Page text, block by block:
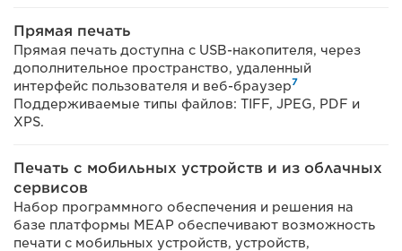
Прямая печать
Прямая печать доступна с USB-накопителя, через
дополнительное пространство, удаленный
интерфейс пользователя и веб-браузер7
Поддерживаемые типы файлов: TIFF, JPEG, PDF и
XPS.
Печать с мобильных устройств и из облачных
сервисов
Набор программного обеспечения и решения на
базе платформы MEAP обеспечивают возможность
печати с мобильных устройств, устройств,